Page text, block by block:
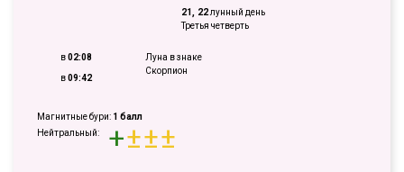
21, 22лунный день
Третья четверть
в02:08
в09:42
Луна в знаке
Скорпион
Магнитные бури: 1 балл
Нейтральный:
+±±±